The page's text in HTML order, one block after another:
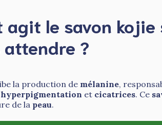
agit le savon
?
la production de mélanine,
hyperpigmentation et cicatrices. Ce
de la peau.